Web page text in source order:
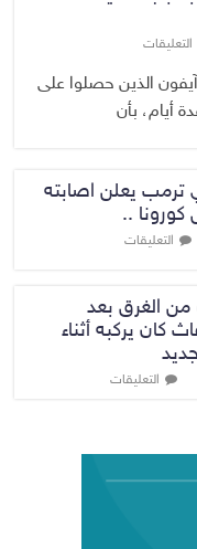
التعليقات
الذين حصلوا على
ترمب يعلن اصابته
..
التعليقات
الغرق بعد
كان يركبه أثناء
التعليقات